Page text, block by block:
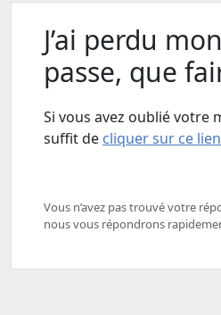
J’ai perdu
passe, que
Si vous avez oublié votre
suffit de cliquer sur ce lien
Vous n’avez pas trouvé votre
nous vous répondrons